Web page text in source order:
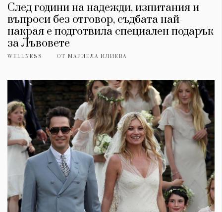
След години на надежди, изпитания и
въпроси без отговор, съдбата най-
накрая е подготвила специален подарък
за Лъвовете
WELLNESS ОТ МАРИЕЛА ИЛИЕВА